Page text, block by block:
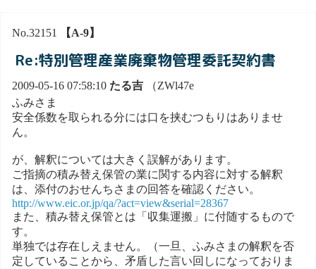
No.32151 【A-9】
Re:特別管理産業廃棄物管理委託契約書
2009-05-16 07:58:10 たる吉 （ZWl47e
ふみさま
安全係数を取られる分には口を挟むつもりはありませ
ん。
が、解釈については大きく誤解があります。
ご指摘の積み替え保管の業に関する内容に対する解釈
は、添付のおせんちさまの回答を確認ください。
http://www.eic.or.jp/qa/?act=view&serial=28367
また、積み替え保管とは「収集運搬」に付随するもので
す。
単独では存在しえません。（一旦、ふみさまの解釈を否
定していることから、矛盾した言い回しになっておりま